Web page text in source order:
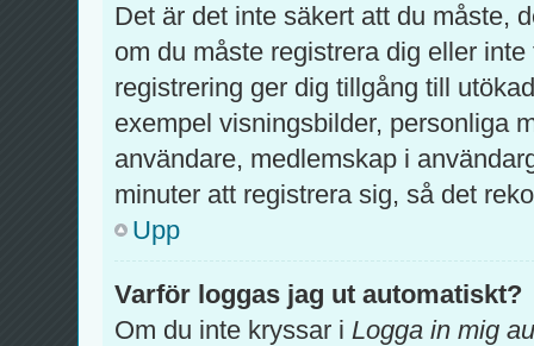
Det är det inte säkert att du måste,
om du måste registrera dig eller
registrering ger dig tillgång till
exempel visningsbilder, personliga
användare, medlemskap i
minuter att registrera sig, så det
Upp
Varför loggas jag ut automatiskt?
Om du inte kryssar i Logga in mig